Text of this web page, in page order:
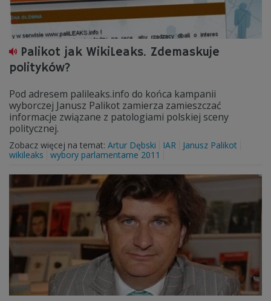
Palikot jak WikiLeaks. Zdemaskuje
polityków?
Pod adresem palileaks.info do końca kampanii
wyborczej Janusz Palikot zamierza zamieszczać
informacje związane z patologiami polskiej sceny
politycznej.
Zobacz więcej na temat: Artur Dębski IAR
Janusz Palikot
wikileaks
wybory parlamentarne 2011